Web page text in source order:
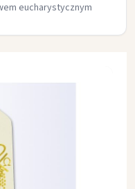
eucharystycznym